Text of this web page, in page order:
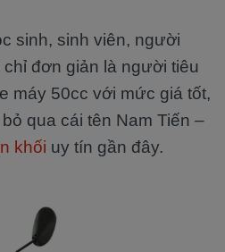
sinh, sinh viên, người
đơn giản là người tiêu
máy 50cc với mức giá tốt,
qua cái tên Nam Tiến –
khối uy tín gần đây.